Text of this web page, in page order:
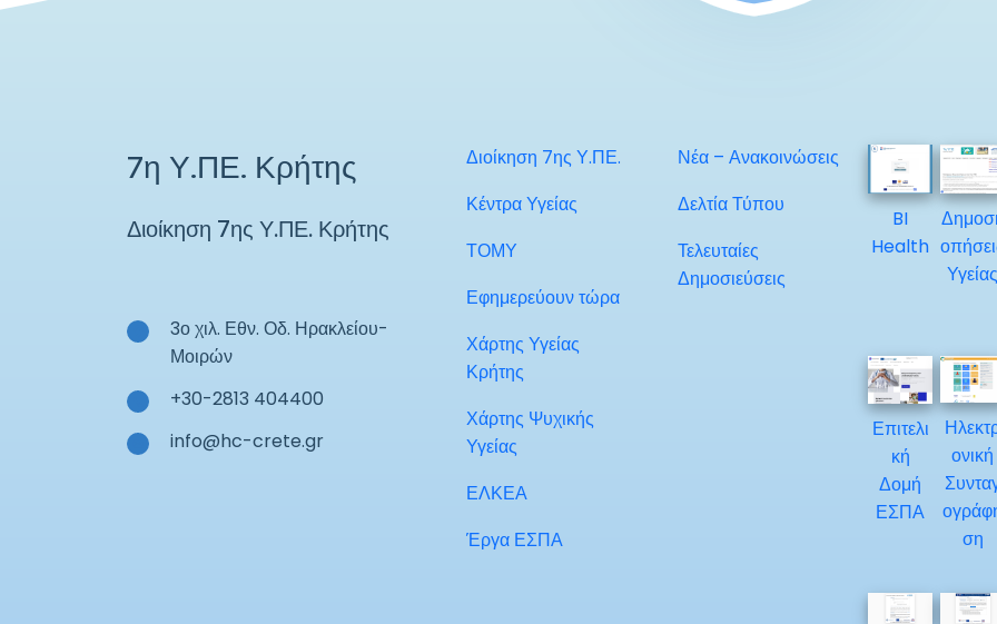
7η Υ.ΠΕ. Κρήτης
Διοίκηση 7ης Υ.ΠΕ. Κρήτης
3ο χιλ. Εθν. Οδ. Ηρακλείου-
Μοιρών
+30-2813 404400
info@hc-crete.gr
Διοίκηση 7ης Υ.ΠΕ.
Κέντρα Υγείας
ΤΟΜΥ
Εφημερεύουν τώρα
Χάρτης Υγείας
Κρήτης
Χάρτης Ψυχικής
Υγείας
ΕΛΚΕΑ
Έργα ΕΣΠΑ
Νέα – Ανακοινώσεις
Δελτία Τύπου
Τελευταίες
Δημοσιεύσεις
BI
Health
Υγείας
Επιτελι
κή
Δομή
ΕΣΠΑ
ονική
ση